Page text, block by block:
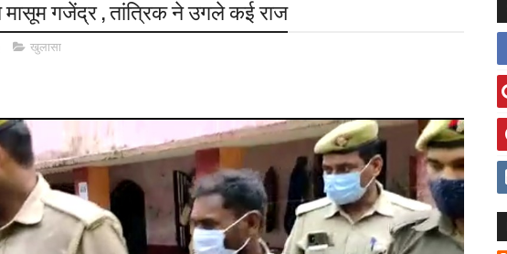
मासूम गजेंद्र , तांत्रिक ने उगले कई राज
खुलासा